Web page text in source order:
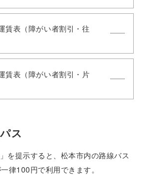
賃表（障がい者割引・往
賃表（障がい者割引・片
ス
を提示すると、松本市内の路線バス
律100円で利用できます。